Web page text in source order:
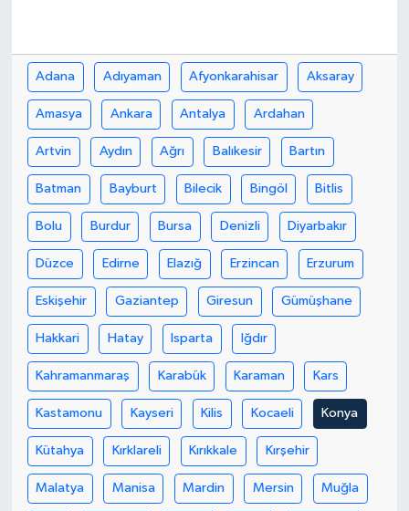
Adana Adıyaman Afyonkarahisar Aksaray
Amasya Ankara Antalya Ardahan
Artvin Aydın Ağrı Balıkesir Bartın
Batman Bayburt Bilecik Bingöl Bitlis
Bolu Burdur Bursa Denizli Diyarbakır
Düzce Edirne Elazığ Erzincan Erzurum
Eskişehir Gaziantep Giresun Gümüşhane
Hakkari Hatay Isparta Iğdır
Kahramanmaraş Karabük Karaman Kars
Kastamonu Kayseri Kilis Kocaeli Konya
Kütahya Kırklareli Kırıkkale Kırşehir
Malatya Manisa Mardin Mersin Muğla
KADIN-AİLE
YEREL YÖNETİM
MEDYA
SEÇİM 2011
ÜÇÜNCÜ SAYFA
BİLİMNET
Yemek
SİVİL TOPLUM
SEÇİM 2014
KİM KİMDİR